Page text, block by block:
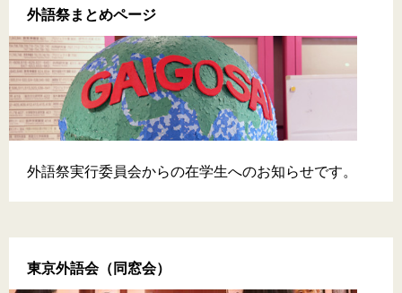
外語祭まとめページ
外語祭実行委員会からの在学生へのお知らせです。
東京外語会（同窓会）